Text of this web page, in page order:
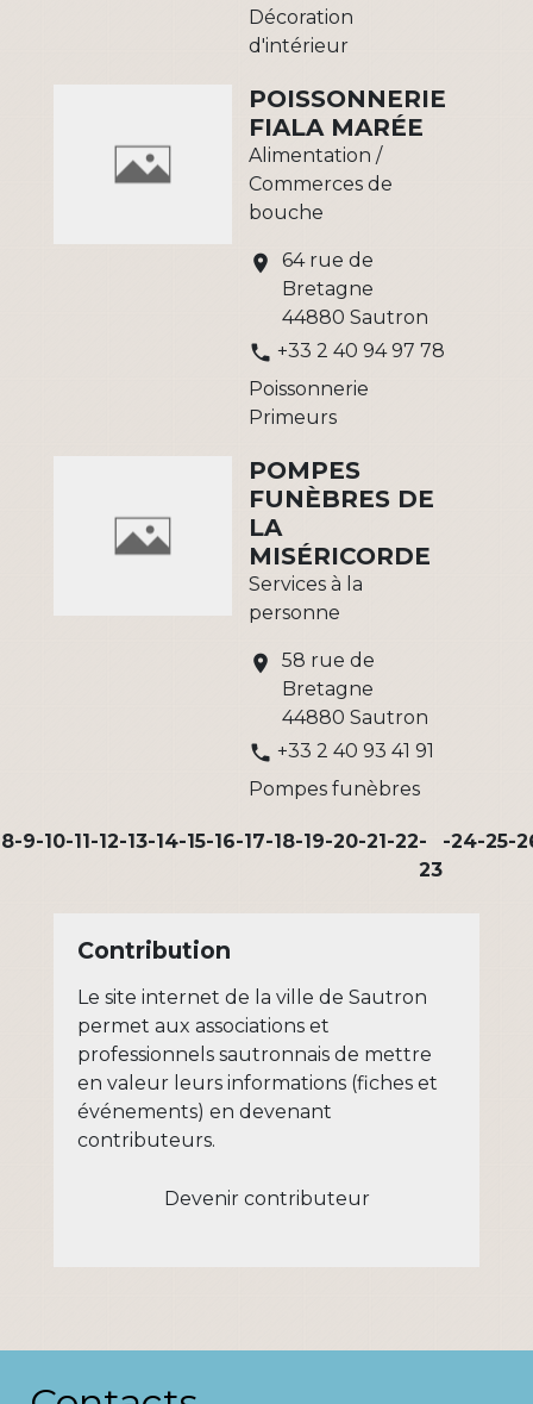
Décoration
d'intérieur
POISSONNERIE
FIALA MARÉE
Alimentation /
Commerces de
bouche
location_on
64 rue de
Bretagne
44880 Sautron
phone +33 2 40 94 97 78
Poissonnerie
Primeurs
POMPES
FUNÈBRES DE
LA
MISÉRICORDE
Services à la
personne
location_on
58 rue de
Bretagne
44880 Sautron
phone +33 2 40 93 41 91
Pompes funèbres
-9-10-11-12-13-14-15-16-17-18-19-20-21-22-
23
-24-25-
Contribution
Le site internet de la ville de Sautron
permet aux associations et
professionnels sautronnais de mettre
en valeur leurs informations (fiches et
événements) en devenant
contributeurs.
Devenir contributeur